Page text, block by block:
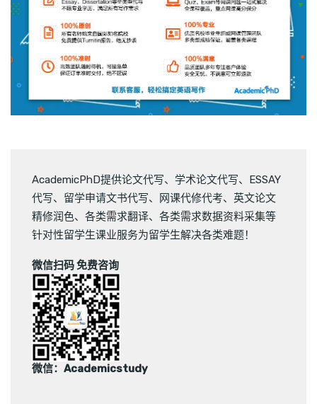
AcademicPhD提供论文代写、 学术论文代写、 ESSAY
代写、 留学申请文书代写、 网课代修代考、 英文论文
精修润色、 各类需求翻译、 各类需求数据资料采集等
针对性留学生课业服务为留学生解决各类难题！
微信扫码 免费咨询
微信：Academicstudy